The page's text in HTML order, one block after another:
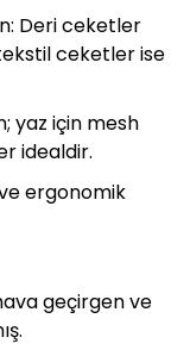
Deri ceketler
ceketler ise
yaz için mesh
idealdir.
ergonomik
geçirgen ve